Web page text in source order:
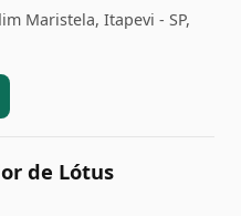
Maristela, Itapevi - SP,
de Lótus